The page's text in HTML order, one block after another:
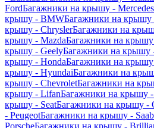
FordБагажники на крышу -
крышу - BMWБагажники на крышу
крышу - ChryslerБагажники на
крышу - MazdaБагажники на
крышу - GeelyБагажники на крышу
крышу - HondaБагажники на
крышу - HyundaiБагажники на
крышу - ChevroletБагажники на
крышу - LifanБагажники на крышу -
крышу - SeatБагажники на крышу -
- PeugeotБагажники на крышу - Saab
PorscheБагажники на крышу -